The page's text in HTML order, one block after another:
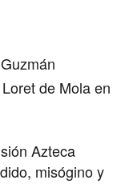
de Mola en
Azteca
misógino y